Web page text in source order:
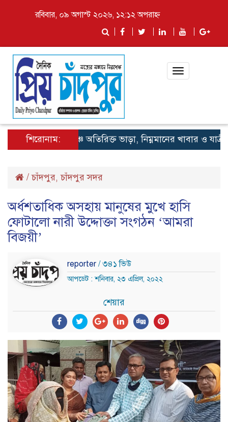
রবিবার, ০৯ অগাস্ট ২০২৬, ১২:১২ অপরাহ্ন
Toggle
শিরোনাম:লঞ্চে অতিরিক্ত ভাড়া, নিম্নমানের খাবার ও যাত্রী
/চাঁদপুর,চাঁদপুর সদর
অর্ধশতাধিক অসহায় মানুষের মুখে হাসি
ফোটালো নারী উদ্দোক্তা সংগঠন ‘আমরা
বিজয়ী’
reporter / ৩৪১ ভিউ
আপডেট : শনিবার, ২৩ এপ্রিল, ২০২২
শেয়ার